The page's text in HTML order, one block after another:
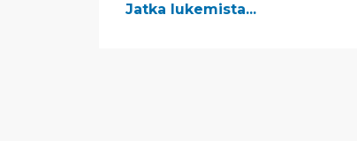
Jatka lukemista...